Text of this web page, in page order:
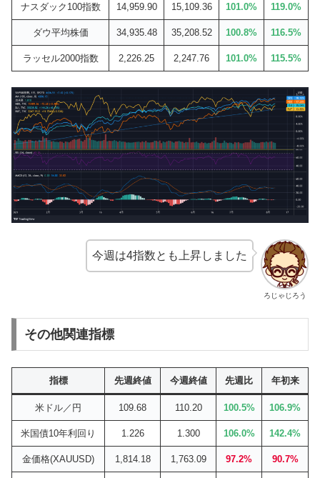
ナスダック100指数 14,959.90 15,109.36 101.0% 119.0%
ダウ平均株価 34,935.48 35,208.52 100.8% 116.5%
ラッセル2000指数 2,226.25 2,247.76 101.0% 115.5%
ろじゃじろう
今週は4指数とも上昇しました
その他関連指標
指標 先週終値 今週終値 先週比 年初来
米ドル／円 109.68 110.20 100.5% 106.9%
米国債10年利回り 1.226 1.300 106.0% 142.4%
金価格(XAUUSD) 1,814.18 1,763.09 97.2% 90.7%